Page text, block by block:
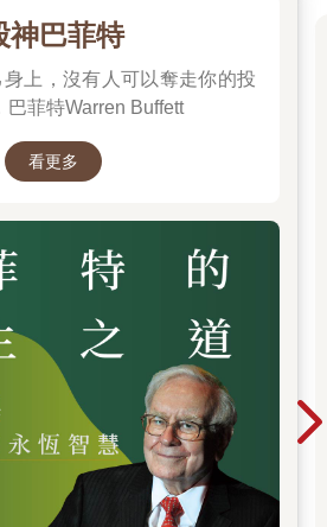
樣的人，我希望你學會遠離和屏蔽，
「回應情緒」。所有的情緒背後都是
感和愛，他就會感到孤獨、失落和空
如果一個人缺乏安全感，他就會表現
需要被照顧和陪伴；如果一個人不自
背後的需求，並精準地回應，你才能
會壓抑自己的情緒，委曲求全。我更
消化和紓解消極情緒，找到自己熱愛
，在任何關係中都可以進退自如。
個東西便不會束縛住你，反而可以托
關係，都可以肆意快活地生活。
很多精神層面的東西，本書特指情緒
神巴菲特
上，沒有人可以奪走你的投
菲特Warren Buffett
看更多